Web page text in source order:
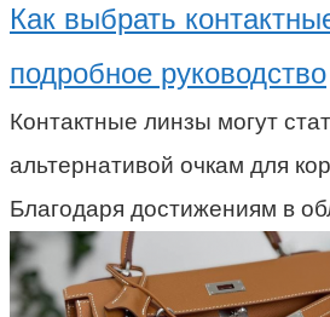
Как выбрать
подробное руководство
Контактные линзы могут
альтернативой очкам для
Благодаря достижениям в